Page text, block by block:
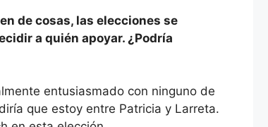
de cosas, las elecciones se
a quién apoyar. ¿Podría
entusiasmado con ninguno de
que estoy entre Patricia y Larreta.